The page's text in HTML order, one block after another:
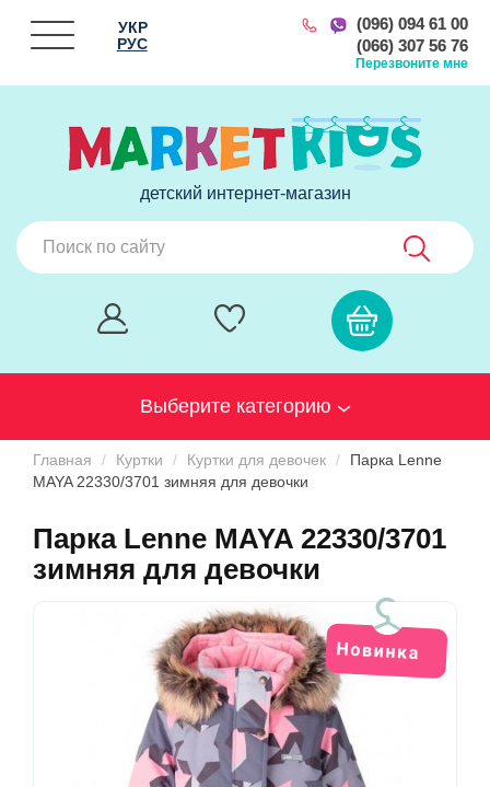
(096) 094 61 00
(066) 307 56 76
Перезвоните мне
УКР
РУС
детский интернет-магазин
Выберите категорию
Главная Куртки Куртки для девочек
Парка Lenne
MAYA 22330/3701 зимняя для девочки
Парка Lenne MAYA 22330/3701
зимняя для девочки